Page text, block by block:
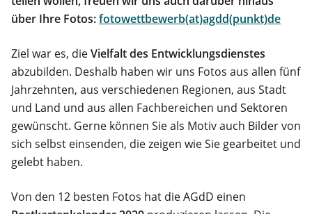
über Ihre Fotos:fotowettbewerb(at)agdd(punkt)de
Ziel war es, dieVielfalt des Entwicklungsdienstes
abzubilden. Deshalb haben wir uns Fotos aus allen fünf
Jahrzehnten, aus verschiedenen Regionen, aus Stadt
und Land und aus allen Fachbereichen und Sektoren
gewünscht. Gerne können Sie als Motiv auch Bilder von
sich selbst einsenden, die zeigen wie Sie gearbeitet und
gelebt haben.
Von den 12 besten Fotos hat die AGdD einen